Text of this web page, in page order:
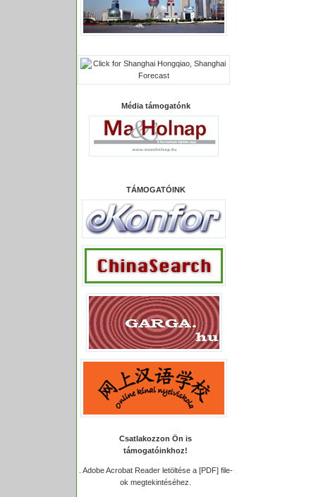
Média támogatónk
TÁMOGATÓINK
Csatlakozzon Ön is
támogatóinkhoz!
Adobe Acrobat Reader letöltése a [PDF] file-
ok megtekintéséhez.